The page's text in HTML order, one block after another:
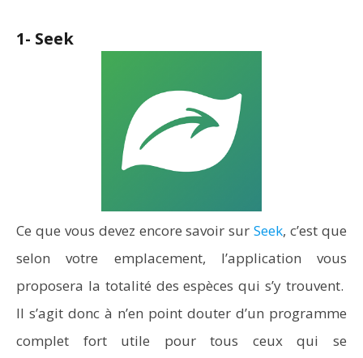
1- Seek
Ce que vous devez encore savoir surSeek, c’est que
selon votre emplacement, l’application vous
proposera la totalité des espèces qui s’y trouvent.
Il s’agit donc à n’en point douter d’un programme
complet fort utile pour tous ceux qui se